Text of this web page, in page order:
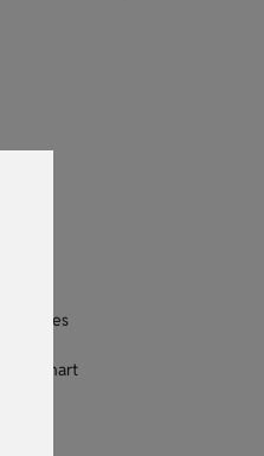
functies
Het smart